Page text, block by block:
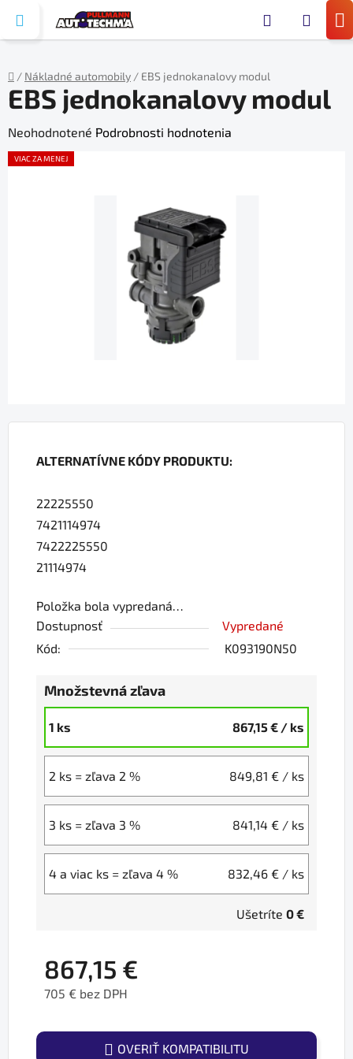
obsah
Domov
/ Nákladné automobily / EBS jednokanalovy modul
ALTERNATÍVNE KÓDY PRODUKTU:
22225550
7421114974
7422225550
21114974
Položka bola vypredaná…
Dostupnosť
Vypredané
Kód:
K093190N50
Množstevná zľava
1 ks 867,15 € / ks
2 ks = zľava 2 % 849,81 € / ks
3 ks = zľava 3 % 841,14 € / ks
4 a viac ks = zľava 4 % 832,46 € / ks
Ušetríte 0 €
867,15 €
705 € bez DPH
OVERIŤ KOMPATIBILITU
EBS jednokanalovy modul
Priemerné
hodnotenie
Neohodnotené Podrobnosti hodnotenia
VIAC ZA MENEJ